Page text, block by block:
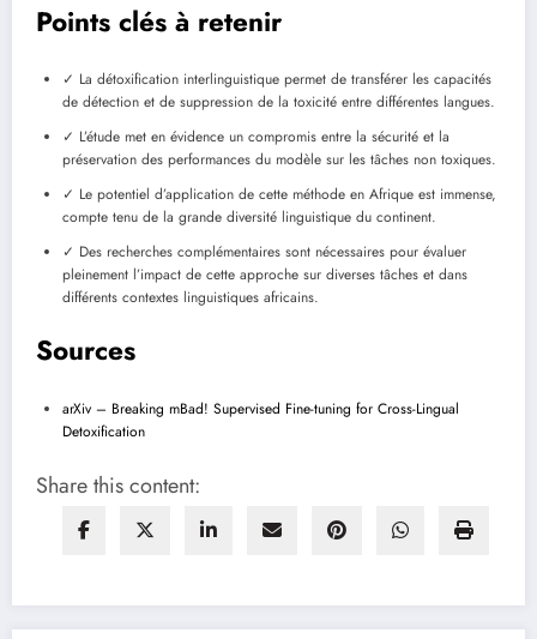
Points clés à retenir
✓ La détoxification interlinguistique permet de transférer les capacités
de détection et de suppression de la toxicité entre différentes langues.
✓ L’étude met en évidence un compromis entre la sécurité et la
préservation des performances du modèle sur les tâches non toxiques.
✓ Le potentiel d’application de cette méthode en Afrique est immense,
compte tenu de la grande diversité linguistique du continent.
✓ Des recherches complémentaires sont nécessaires pour évaluer
pleinement l’impact de cette approche sur diverses tâches et dans
différents contextes linguistiques africains.
Sources
arXiv – Breaking mBad! Supervised Fine-tuning for Cross-Lingual
Detoxification
Share this content: